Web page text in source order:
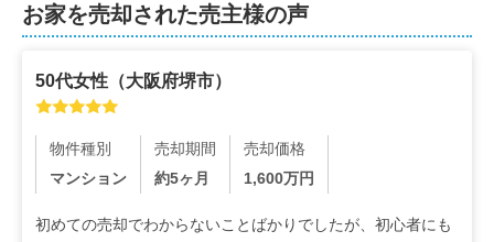
お家を売却された売主様の声
50代女性 （大阪府堺市）
物件種別
マンション
売却期間
約5ヶ月
売却価格
1,600万円
初めての売却でわからないことばかりでしたが、初心者にも